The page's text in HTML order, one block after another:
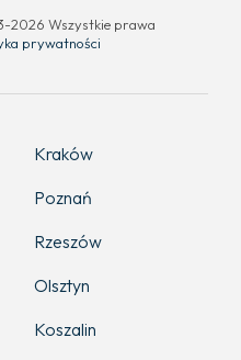
2026 Wszystkie prawa
prywatności
Kraków
Poznań
Rzeszów
Olsztyn
Koszalin